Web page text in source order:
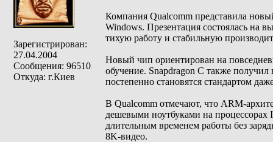
Зарегистрирован:
27.04.2004
Сообщения: 96510
Откуда: г.Киев
Компания Qualcomm представила
Windows. Презентация состоялась на
тихую работу и стабильную
Новый чип ориентирован на
обучение. Snapdragon C также
постепенно становятся стандартом
В Qualcomm отмечают, что ARM-
дешевыми ноутбуками на процессорах
длительным временем работы без
8K-видео.